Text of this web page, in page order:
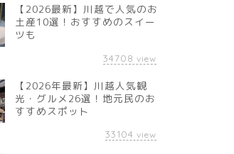
【2026最新】川越で人気のお
土産10選！おすすめのスイー
ツも
34708 view
【2026年最新】川越人気観
光・グルメ26選！地元民のお
すすめスポット
33104 view